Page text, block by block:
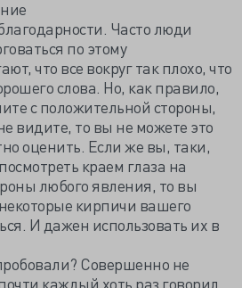
Часто люди
по этому
что все вокруг так плохо, что
слова. Но, как правило,
с положительной стороны,
видите, то вы не можете это
оценить. Если же вы, таки,
краем глаза на
любого явления, то вы
кирпичи вашего
И дажен использовать их в
Совершенно не
каждый хоть раз говорил